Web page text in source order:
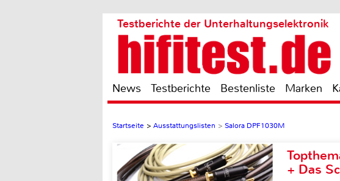
Testberichte der Unterhaltungselektronik
News Testberichte Bestenliste Marken
Startseite > Ausstattungslisten > Salora DPF1030M
+ Das